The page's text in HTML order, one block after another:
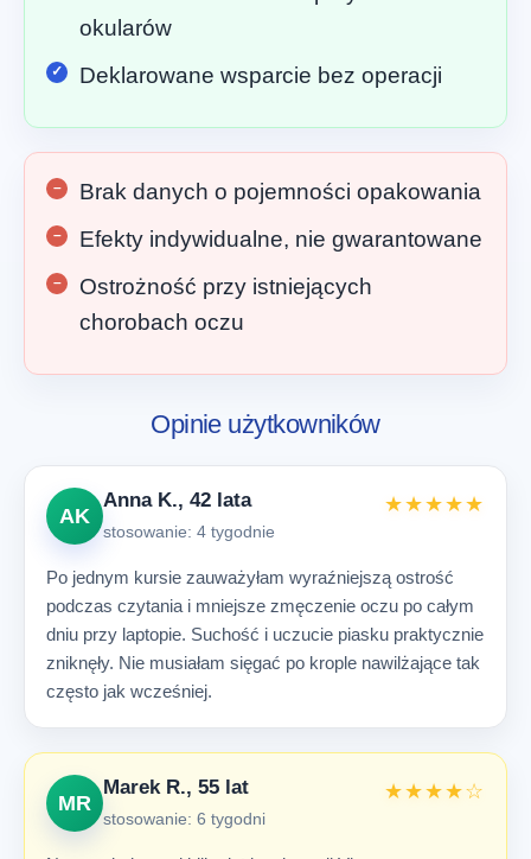
okularów
Deklarowane wsparcie bez operacji
Brak danych o pojemności opakowania
Efekty indywidualne, nie gwarantowane
Ostrożność przy istniejących
chorobach oczu
Opinie użytkowników
AK
Anna K., 42 lata
stosowanie: 4 tygodnie
★★★★★
Po jednym kursie zauważyłam wyraźniejszą ostrość
podczas czytania i mniejsze zmęczenie oczu po całym
dniu przy laptopie. Suchość i uczucie piasku praktycznie
zniknęły. Nie musiałam sięgać po krople nawilżające tak
często jak wcześniej.
MR
Marek R., 55 lat
stosowanie: 6 tygodni
★★★★☆